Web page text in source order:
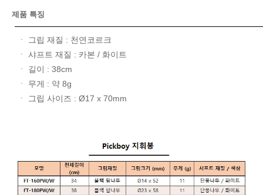
제품 특징
ㆍ 그립 재질 : 천연코르크
ㆍ 샤프트 재질 : 카본 / 화이트
ㆍ 길이 : 38cm
ㆍ 무게 : 약 8g
ㆍ 그립 사이즈 : Ø17 x 70mm